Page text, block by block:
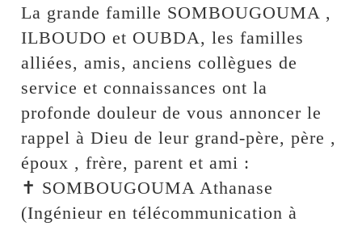
La grande famille SOMBOUGOUMA ,
ILBOUDO et OUBDA, les familles
alliées, amis, anciens collègues de
service et connaissances ont la
profonde douleur de vous annoncer le
rappel à Dieu de leur grand-père, père ,
époux , frère, parent et ami :
✝️ SOMBOUGOUMA Athanase
(Ingénieur en télécommunication à